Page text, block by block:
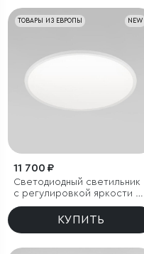
NEW
ТОВАРЫ ИЗ ЕВРОПЫ
11 700 ₽
Светодиодный светильник
с регулировкой яркости и
цветовой температуры
КУПИТЬ